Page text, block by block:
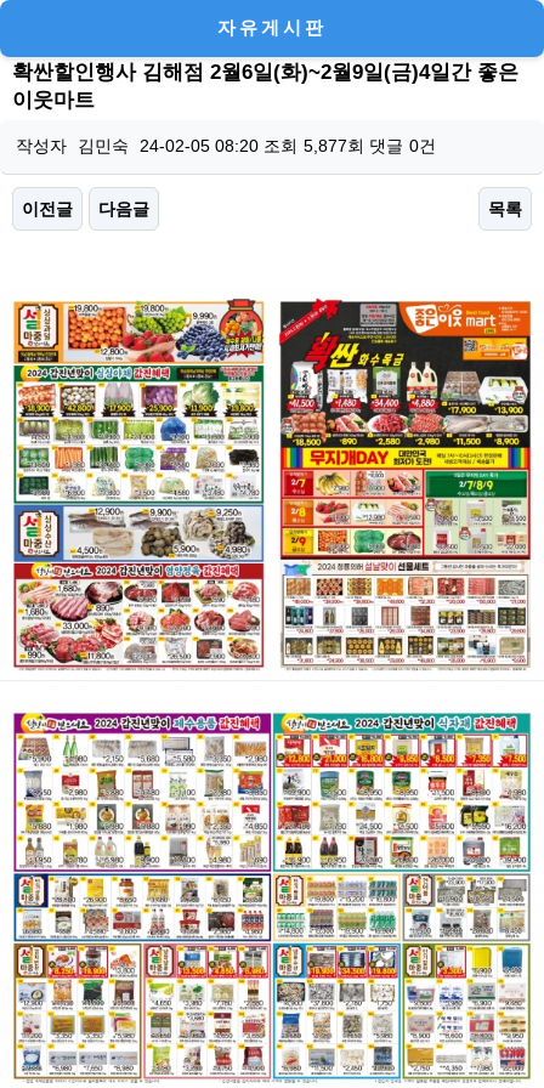
자유게시판
확싼할인행사 김해점 2월6일(화)~2월9일(금)4일간 좋은
이웃마트
작성자 김민숙 24-02-05 08:20조회 5,877회 댓글 0건
이전글 다음글 목록
본문